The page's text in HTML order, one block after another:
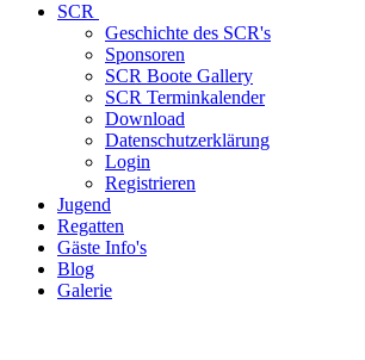
SCR
Geschichte des SCR's
Sponsoren
SCR Boote Gallery
SCR Terminkalender
Download
Datenschutzerklärung
Login
Registrieren
Jugend
Regatten
Gäste Info's
Blog
Galerie